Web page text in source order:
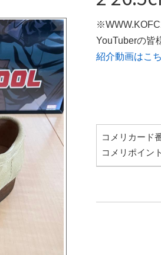
YouTuberの皆
紹介動画はこ
コメリカード
コメリポイン